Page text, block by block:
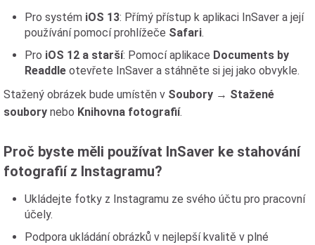
Pro systém iOS 13: Přímý přístup k aplikaci InSaver a její
používání pomocí prohlížeče Safari.
Pro iOS 12 a starší: Pomocí aplikace Documents by
Readdle otevřete InSaver a stáhněte si jej jako obvykle.
Stažený obrázek bude umístěn v Soubory → Stažené
soubory nebo Knihovna fotografií.
Proč byste měli používat InSaver ke stahování
fotografií z Instagramu?
Ukládejte fotky z Instagramu ze svého účtu pro pracovní
účely.
Podpora ukládání obrázků v nejlepší kvalitě v plné